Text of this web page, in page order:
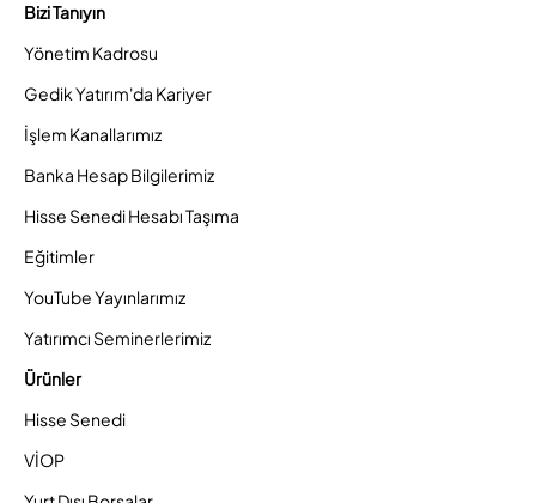
Bizi Tanıyın
Yönetim Kadrosu
Gedik Yatırım'da Kariyer
İşlem Kanallarımız
Banka Hesap Bilgilerimiz
Hisse Senedi Hesabı Taşıma
Eğitimler
YouTube Yayınlarımız
Yatırımcı Seminerlerimiz
Ürünler
Hisse Senedi
VİOP